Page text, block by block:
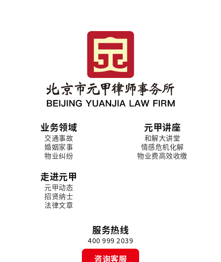
业务领域
交通事故
婚姻家事
物业纠纷
元甲讲座
和解大讲堂
情感危机化解
物业费高效收缴
走进元甲
元甲动态
招贤纳士
法律文章
服务热线
400 999 2039
咨询客服